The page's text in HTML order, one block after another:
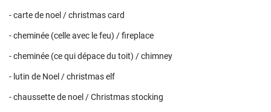
- carte de noel / christmas card
- cheminée (celle avec le feu) / fireplace
- cheminée (ce qui dépace du toit) / chimney
- lutin de Noel / christmas elf
- chaussette de noel / Christmas stocking